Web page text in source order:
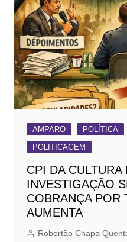
AMPARO POLÍTICA
POLITICAGEM
CPI DA CULTURA
INVESTIGAÇÃO
COBRANÇA POR
AUMENTA
Robertão Chapa